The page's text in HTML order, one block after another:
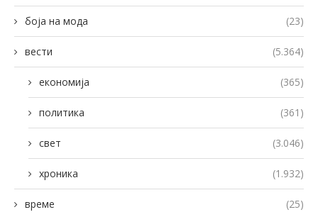
боја на мода (23)
вести (5.364)
економија (365)
политика (361)
свет (3.046)
хроника (1.932)
време (25)